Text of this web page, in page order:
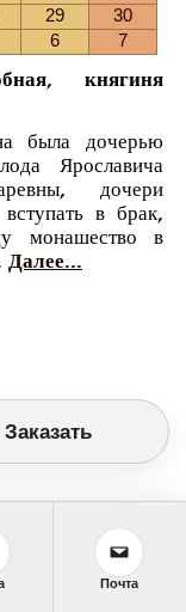
29
30
6 7
княгиня
была дочерью
Ярославича
дочери
в брак,
монашество в
Далее...
Заказать
Почта